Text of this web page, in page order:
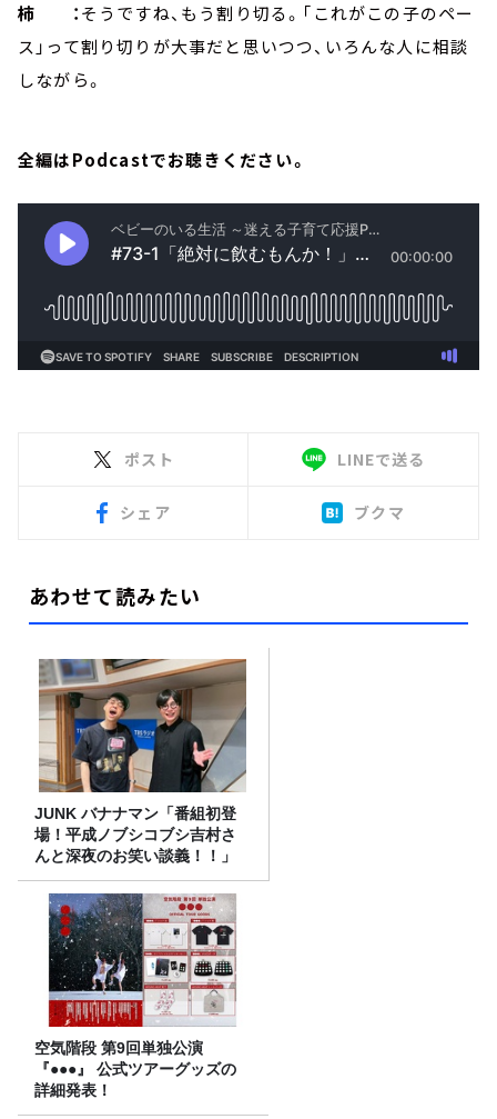
柿 ：そうですね、もう割り切る。「これがこの子のペー
ス」って割り切りが大事だと思いつつ、いろんな人に相談
しながら。
全編はPodcastでお聴きください。
ポスト LINEで送る
シェア ブクマ
あわせて読みたい
JUNK バナナマン「番組初登
場！平成ノブシコブシ吉村さ
んと深夜のお笑い談義！！」
空気階段 第9回単独公演
『●●●』 公式ツアーグッズの
詳細発表！